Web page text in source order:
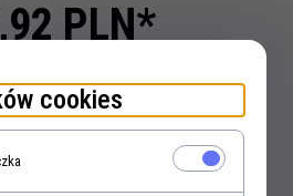
92 PLN*
cookies